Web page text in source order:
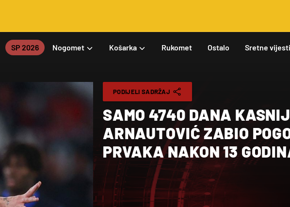
SP 2026 Nogomet Košarka Rukomet Ostalo Sretne vijesti
PODIJELI SADRŽAJ
SAMO 4740 DANA
ARNAUTOVIĆ ZABIO
PRVAKA NAKON 13